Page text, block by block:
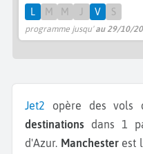
programme jusqu'au 29/10/
L M M J V S
Jet2 opère des vols
destinations dans 1
d'Azur. Manchesterest